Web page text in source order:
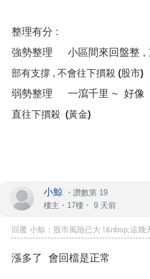
整理有分 :
強勢整理
小區間來回盤整 ,
部有支撐 , 不會往下摜殺 (股市)
弱勢整理
一瀉千里 ~ 好像
直往下摜殺 (黃金)
小鯨 ・ 讚數第 19
樓主 ・17樓・ 9 天前
回覆 小鯨：股市風險已大 !&nbsp;這幾
漲多了 會回檔是正常